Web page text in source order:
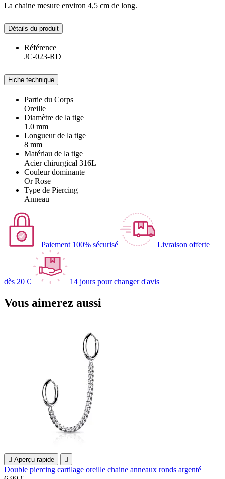
La chaine mesure environ 4,5 cm de long.
Détails du produit
Référence
JC-023-RD
Fiche technique
Partie du Corps
Oreille
Diamètre de la tige
1.0 mm
Longueur de la tige
8 mm
Matériau de la tige
Acier chirurgical 316L
Couleur dominante
Or Rose
Type de Piercing
Anneau
Paiement 100% sécurisé Livraison offerte
dès 20 € 14 jours pour changer d'avis
Vous aimerez aussi
 Aperçu rapide 
Double piercing cartilage oreille chaine anneaux ronds argenté